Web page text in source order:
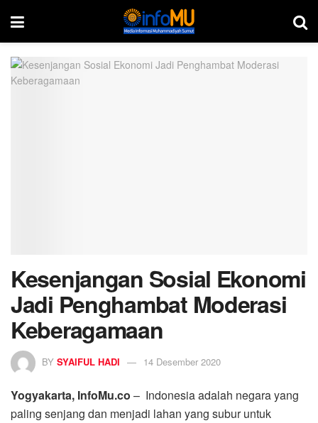
Kesenjangan Sosial Ekonomi
Jadi Penghambat Moderasi
Keberagamaan
BY SYAIFUL HADI 14 Desember 2020
Yogyakarta, InfoMu.co – Indonesia adalah negara yang
paling senjang dan menjadi lahan yang subur untuk